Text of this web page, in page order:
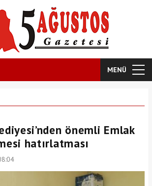
MENÜ
önemli Emlak
hatırlatması